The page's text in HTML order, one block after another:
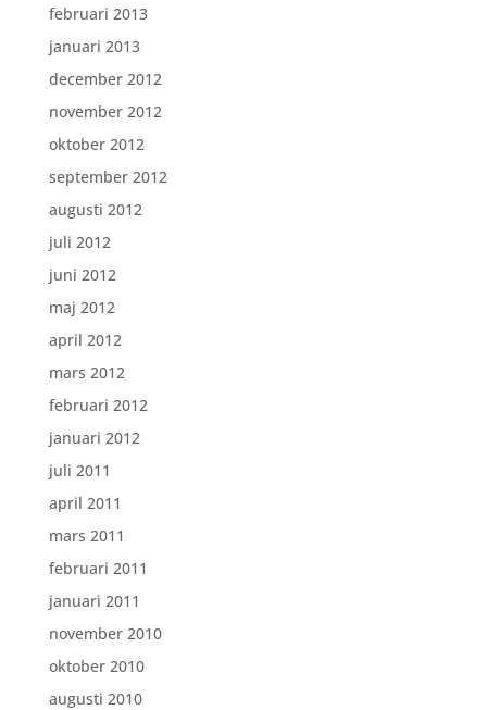
februari 2013
januari 2013
december 2012
november 2012
oktober 2012
september 2012
augusti 2012
juli 2012
juni 2012
maj 2012
april 2012
mars 2012
februari 2012
januari 2012
juli 2011
april 2011
mars 2011
februari 2011
januari 2011
november 2010
oktober 2010
augusti 2010